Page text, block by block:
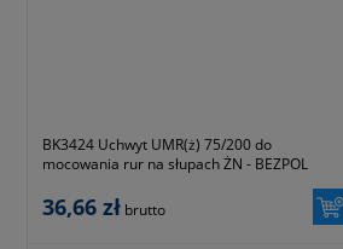
BK3424 Uchwyt UMR(ż) 75/200 do
mocowania rur na słupach ŻN - BEZPOL
36,66 zł brutto